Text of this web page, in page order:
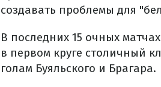
создавать проблемы для
В последних 15 очных
в первом круге столичный
голам Буяльского и Брагара.